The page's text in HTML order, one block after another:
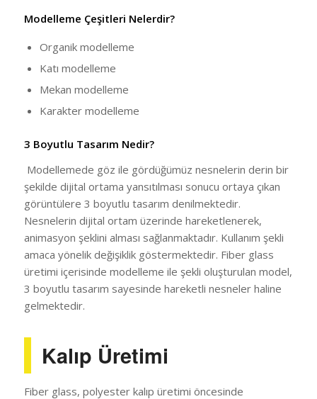
Modelleme Çeşitleri Nelerdir?
Organik modelleme
Katı modelleme
Mekan modelleme
Karakter modelleme
3 Boyutlu Tasarım Nedir?
Modellemede göz ile gördüğümüz nesnelerin derin bir
şekilde dijital ortama yansıtılması sonucu ortaya çıkan
görüntülere 3 boyutlu tasarım denilmektedir.
Nesnelerin dijital ortam üzerinde hareketlenerek,
animasyon şeklini alması sağlanmaktadır. Kullanım şekli
amaca yönelik değişiklik göstermektedir. Fiber glass
üretimi içerisinde modelleme ile şekli oluşturulan model,
3 boyutlu tasarım sayesinde hareketli nesneler haline
gelmektedir.
Kalıp Üretimi
Fiber glass, polyester kalıp üretimi öncesinde